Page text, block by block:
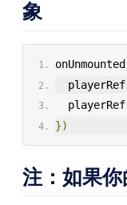
象
onUnmounted
  playerRef
  playerRef
})
注：如果